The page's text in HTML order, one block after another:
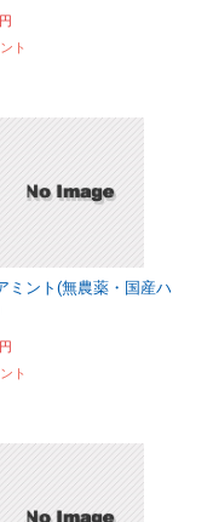
円
ト
ミント(無農薬・国産ハ
円
ト